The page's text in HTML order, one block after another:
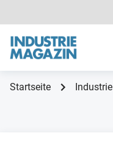
Startseite Industrie